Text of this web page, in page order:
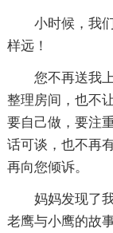
小时候，我
样远！
您不再送我
整理房间，也不
要自己做，要注
话可谈，也不再
再向您倾诉。
妈妈发现了
老鹰与小鹰的故